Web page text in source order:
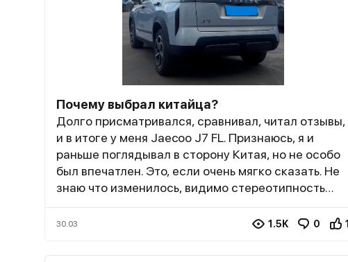
Почему выбрал китайца?
Долго присматривался, сравнивал, читал отзывы,
и в итоге у меня Jaecoo J7 FL. Признаюсь, я и
раньше поглядывал в сторону Китая, но не особо
был впечатлен. Это, если очень мягко сказать. Не
знаю что изменилось, видимо стереотипность
всего несколько месяцев назад. До этого я
к покупке стало сочетание цены и комплектации.
30.03 1.5K 0 1